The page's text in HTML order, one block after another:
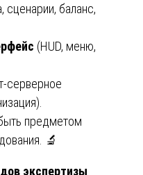
сценарии, баланс,
(HUD, меню,
серверное
предметом
🔬
экспертизы